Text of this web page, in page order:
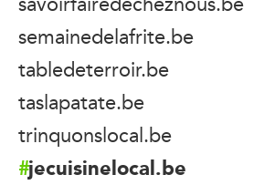
semainedelafrite.be
tabledeterroir.be
taslapatate.be
trinquonslocal.be
jecuisinelocal.be